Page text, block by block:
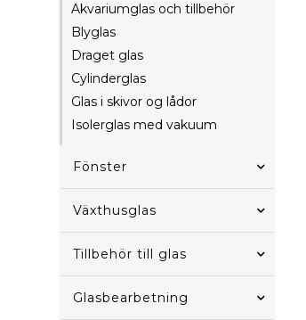
Akvariumglas och tillbehör
Blyglas
Draget glas
Cylinderglas
Glas i skivor og lådor
Isolerglas med vakuum
Fönster
Växthusglas
Tillbehör till glas
Glasbearbetning